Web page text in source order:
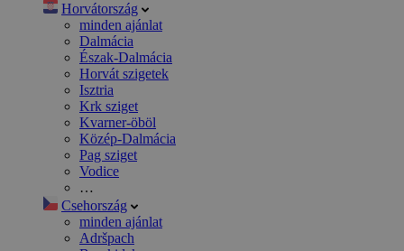
Horvátország
minden ajánlat
Dalmácia
Észak-Dalmácia
Horvát szigetek
Isztria
Krk sziget
Kvarner-öböl
Közép-Dalmácia
Pag sziget
Vodice
…
Csehország
minden ajánlat
Adršpach